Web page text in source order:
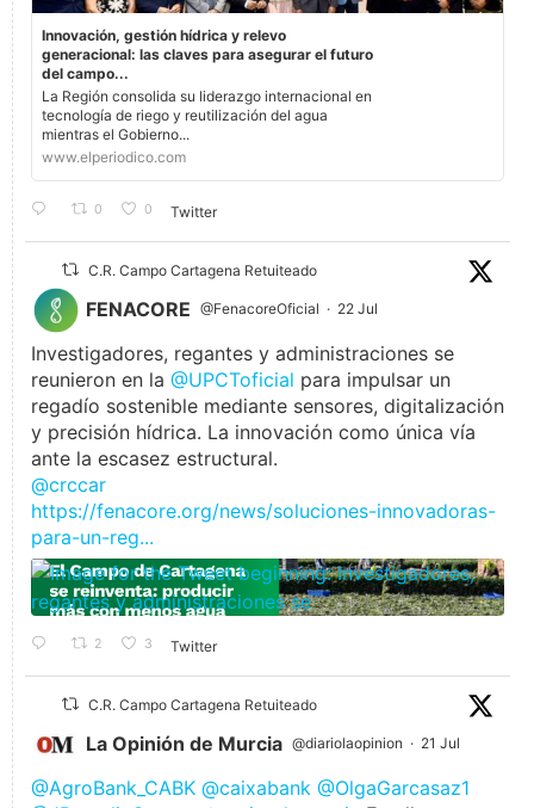
Innovación, gestión hídrica y relevo
generacional: las claves para asegurar el futuro
del campo...
La Región consolida su liderazgo internacional en
tecnología de riego y reutilización del agua
mientras el Gobierno...
www.elperiodico.com
0 0 Twitter
C.R. Campo Cartagena Retuiteado
FENACORE @FenacoreOficial · 22 Jul
Investigadores, regantes y administraciones se
reunieron en la @UPCToficial para impulsar un
regadío sostenible mediante sensores, digitalización
y precisión hídrica. La innovación como única vía
ante la escasez estructural.
@crccar
https://fenacore.org/news/soluciones-innovadoras-
para-un-reg...
2 3 Twitter
C.R. Campo Cartagena Retuiteado
La Opinión de Murcia @diariolaopinion · 21 Jul
@AgroBank_CABK @caixabank @OlgaGarcasaz1